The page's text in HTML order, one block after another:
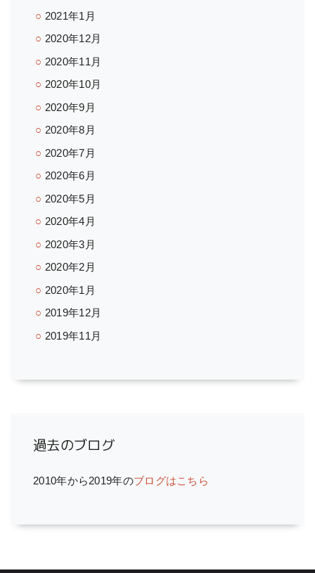
2021年1月
2020年12月
2020年11月
2020年10月
2020年9月
2020年8月
2020年7月
2020年6月
2020年5月
2020年4月
2020年3月
2020年2月
2020年1月
2019年12月
2019年11月
過去のブログ
2010年から2019年のブログはこちら